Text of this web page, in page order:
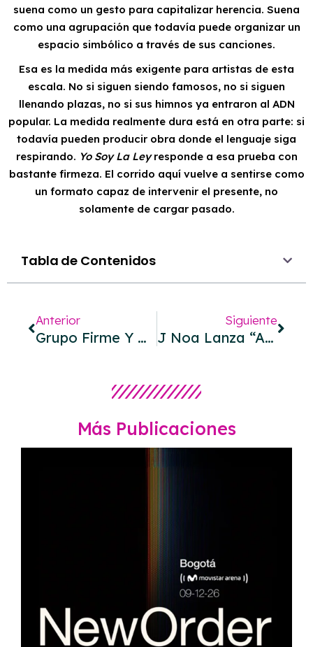
suena como un gesto para capitalizar herencia. Suena
como una agrupación que todavía puede organizar un
espacio simbólico a través de sus canciones.
Esa es la medida más exigente para artistas de esta
escala. No si siguen siendo famosos, no si siguen
llenando plazas, no si sus himnos ya entraron al ADN
popular. La medida realmente dura está en otra parte: si
todavía pueden producir obra donde el lenguaje siga
respirando. Yo Soy La Leyresponde a esa prueba con
bastante firmeza. El corrido aquí vuelve a sentirse como
un formato capaz de intervenir el presente, no
solamente de cargar pasado.
Tabla de Contenidos
Anterior
Grupo Firme Y Octavio Cuadras Llevan El Regional Mexicano Hacia Otro Imaginario Con “Matcha Latte”
Siguiente
J Noa Lanza “ANTISISTEMA”, Un Rap De Convicción Contra Las Fórmulas De La Industria
Más Publicaciones